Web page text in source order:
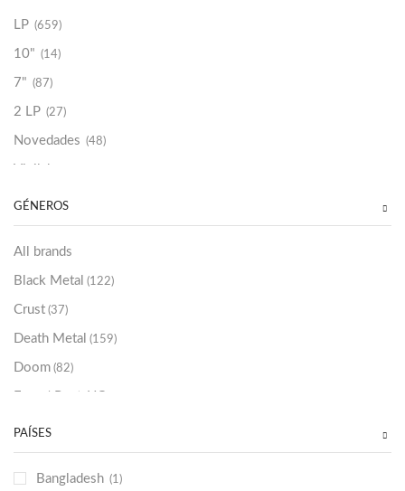
LP (659)
10" (14)
7" (87)
2 LP (27)
Novedades (48)
Vinilako
Sold Out
GÉNEROS
All brands
Black Metal (122)
Crust (37)
Death Metal (159)
Doom (82)
Emo / Post-HC
Grindcore
Hard Rock (48)
Hardcore (153)
PAÍSES
Bangladesh (1)